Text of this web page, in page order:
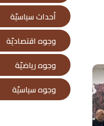
أحداث سياسيّة
وجوه اقتصاديّة
وجوه رياضيّة
وجوه سياسيّة